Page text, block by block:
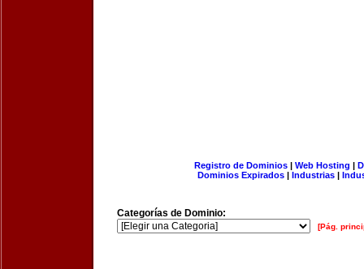
Registro de Dominios| Web Hosting |
Dominios Expirados | Industrias |
Categorías de Dominio:
[Pág.